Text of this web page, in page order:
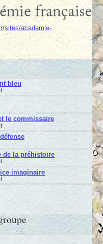
sites/academie-
bleu
le commissaire
de la préhistoire
imaginaire